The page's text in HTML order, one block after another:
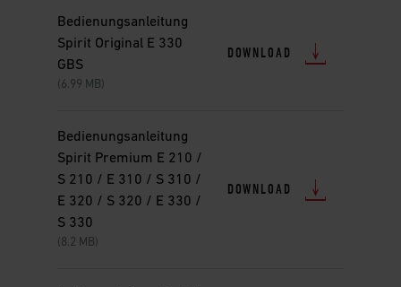
Bedienungsanleitung
Spirit Original E 330
GBS
(6.99 MB)
DOWNLOAD
Bedienungsanleitung
Spirit Premium E 210 /
S 210 / E 310 / S 310 /
E 320 / S 320 / E 330 /
S 330
(8.2 MB)
DOWNLOAD